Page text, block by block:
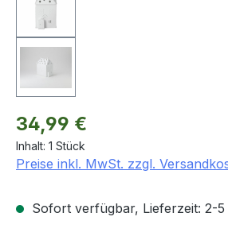
Regulärer Preis:
34,99 €
Inhalt: 1 Stück
Preise inkl. MwSt. zzgl.
Sofort verfügbar, Lieferzeit: 2-5